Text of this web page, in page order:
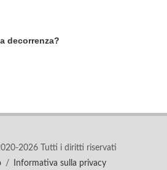
decorrenza?
2026 Tutti i diritti riservati
/ Informativa sulla privacy